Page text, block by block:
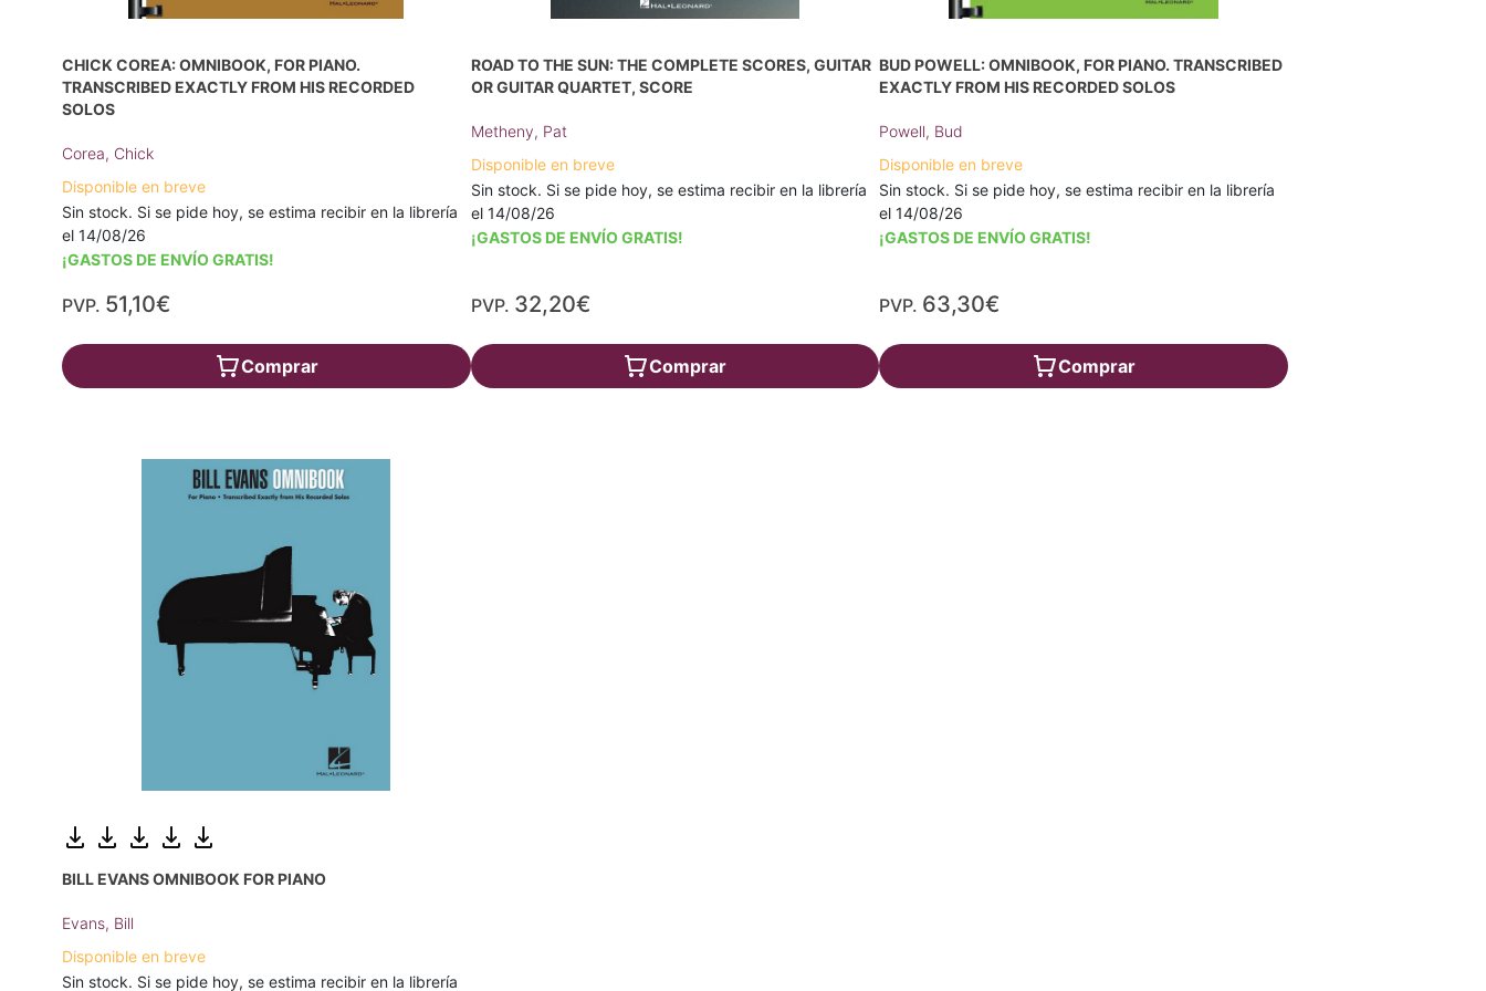
CHICK COREA: OMNIBOOK, FOR PIANO.
TRANSCRIBED EXACTLY FROM HIS RECORDED
SOLOS
Corea, Chick
Disponible en breve
Sin stock. Si se pide hoy, se estima recibir en la librería
el 14/08/26
¡GASTOS DE ENVÍO GRATIS!
PVP. 51,10€
Comprar
ROAD TO THE SUN: THE COMPLETE SCORES, GUITAR
OR GUITAR QUARTET, SCORE
Metheny, Pat
Disponible en breve
Sin stock. Si se pide hoy, se estima recibir en la librería
el 14/08/26
¡GASTOS DE ENVÍO GRATIS!
PVP. 32,20€
Comprar
BUD POWELL: OMNIBOOK, FOR PIANO. TRANSCRIBED
EXACTLY FROM HIS RECORDED SOLOS
Powell, Bud
Disponible en breve
Sin stock. Si se pide hoy, se estima recibir en la librería
el 14/08/26
¡GASTOS DE ENVÍO GRATIS!
PVP. 63,30€
Comprar
BILL EVANS OMNIBOOK FOR PIANO
Evans, Bill
Disponible en breve
Sin stock. Si se pide hoy, se estima recibir en la librería